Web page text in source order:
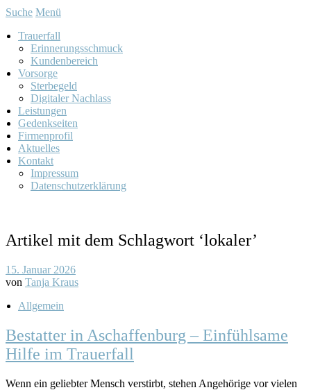
Suche Menü
Trauerfall
Erinnerungsschmuck
Kundenbereich
Vorsorge
Sterbegeld
Digitaler Nachlass
Leistungen
Gedenkseiten
Firmenprofil
Aktuelles
Kontakt
Impressum
Datenschutzerklärung
Artikel mit dem Schlagwort ‘lokaler’
15. Januar 2026
von Tanja Kraus
Allgemein
Bestatter in Aschaffenburg – Einfühlsame
Hilfe im Trauerfall
Wenn ein geliebter Mensch verstirbt, stehen Angehörige vor vielen